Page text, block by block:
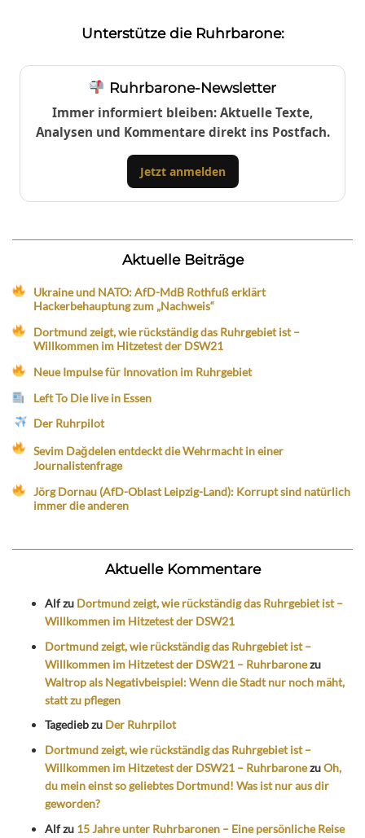
Unterstütze die Ruhrbarone:
Ruhrbarone-Newsletter
Immer informiert bleiben: Aktuelle Texte,
Analysen und Kommentare direkt ins Postfach.
Jetzt anmelden
Aktuelle Beiträge
Ukraine und NATO: AfD-MdB Rothfuß erklärt
Hackerbehauptung zum „Nachweis“
Dortmund zeigt, wie rückständig das Ruhrgebiet ist –
Willkommen im Hitzetest der DSW21
Neue Impulse für Innovation im Ruhrgebiet
Left To Die live in Essen
Der Ruhrpilot
Sevim Dağdelen entdeckt die Wehrmacht in einer
Journalistenfrage
Jörg Dornau (AfD-Oblast Leipzig-Land): Korrupt sind natürlich
immer die anderen
Aktuelle Kommentare
Alfzu Dortmund zeigt, wie rückständig das Ruhrgebiet ist –
Willkommen im Hitzetest der DSW21
Dortmund zeigt, wie rückständig das Ruhrgebiet ist –
Willkommen im Hitzetest der DSW21 – Ruhrbaronezu
Waltrop als Negativbeispiel: Wenn die Stadt nur noch mäht,
statt zu pflegen
Tagediebzu Der Ruhrpilot
Dortmund zeigt, wie rückständig das Ruhrgebiet ist –
Willkommen im Hitzetest der DSW21 – RuhrbaronezuOh,
du mein einst so geliebtes Dortmund! Was ist nur aus dir
geworden?
Alfzu 15 Jahre unter Ruhrbaronen – Eine persönliche Reise